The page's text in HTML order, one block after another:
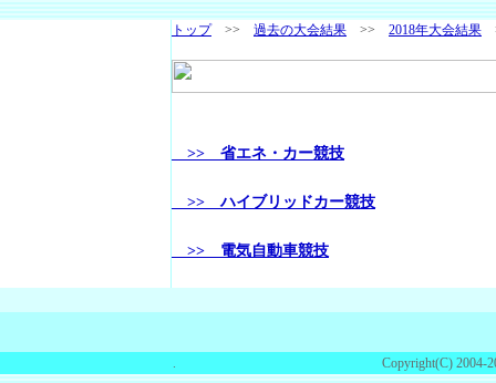
トップ>> 過去の大会結果 >> 2018年大会結果
>> 省エネ・カー競技
>> ハイブリッドカー競技
>> 電気自動車競技
. Copyright(C) 2004-